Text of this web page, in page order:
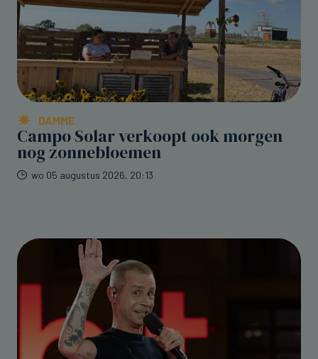
DAMME
Campo Solar verkoopt ook morgen
nog zonnebloemen
wo 05 augustus 2026, 20:13